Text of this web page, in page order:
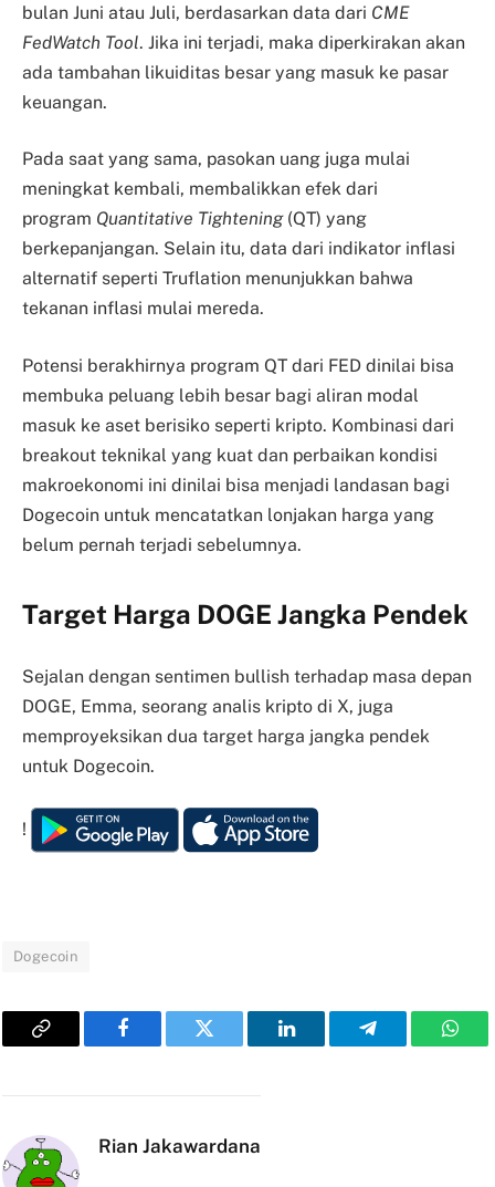
bulan Juni atau Juli, berdasarkan data dari CME
FedWatch Tool. Jika ini terjadi, maka diperkirakan akan
ada tambahan likuiditas besar yang masuk ke pasar
keuangan.
Pada saat yang sama, pasokan uang juga mulai
meningkat kembali, membalikkan efek dari
program Quantitative Tightening(QT) yang
berkepanjangan. Selain itu, data dari indikator inflasi
alternatif seperti Truflation menunjukkan bahwa
tekanan inflasi mulai mereda.
Potensi berakhirnya program QT dari FED dinilai bisa
membuka peluang lebih besar bagi aliran modal
masuk ke aset berisiko seperti kripto. Kombinasi dari
breakout teknikal yang kuat dan perbaikan kondisi
makroekonomi ini dinilai bisa menjadi landasan bagi
Dogecoin untuk mencatatkan lonjakan harga yang
belum pernah terjadi sebelumnya.
Target Harga DOGE Jangka Pendek
Sejalan dengan sentimen bullish terhadap masa depan
DOGE, Emma, seorang analis kripto di X, juga
memproyeksikan dua target harga jangka pendek
untuk Dogecoin.
!
Dogecoin
Copy
Facebook Twitter LinkedIn Telegram
Rian Jakawardana